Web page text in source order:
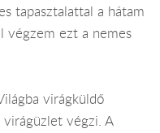
tapasztalattal a hátam
végzem ezt a nemes
virágküldő
végzi. A